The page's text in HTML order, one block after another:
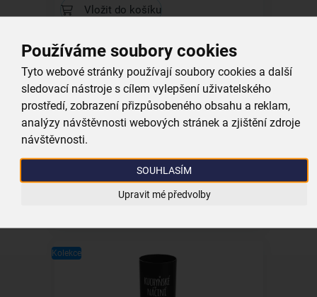
Používáme soubory cookies
Tyto webové stránky používají soubory cookies a další
sledovací nástroje s cílem vylepšení uživatelského
prostředí, zobrazení přizpůsobeného obsahu a reklam,
analýzy návštěvnosti webových stránek a zjištění zdroje
návštěvnosti.
SOUHLASÍM
Upravit mé předvolby
Vložit do košíku
Kolekce
Kastrol GRANDE s poklicí 1,4 l
599,00 Kč
Vložit do košíku
Kolekce